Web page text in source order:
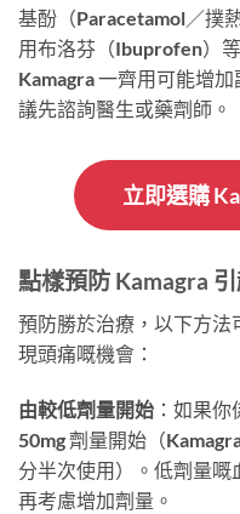
基酚（Paracetamol／撲
用布洛芬（Ibuprofen）
Kamagra 一齊用可能增
議先諮詢醫生或藥劑師。
立即選購
點樣預防 Kamagra
預防勝於治療，以下方法
現頭痛嘅機會：
由較低劑量開始 ：如果
50mg 劑量開始（
分半次使用）。低劑量
再考慮增加劑量。